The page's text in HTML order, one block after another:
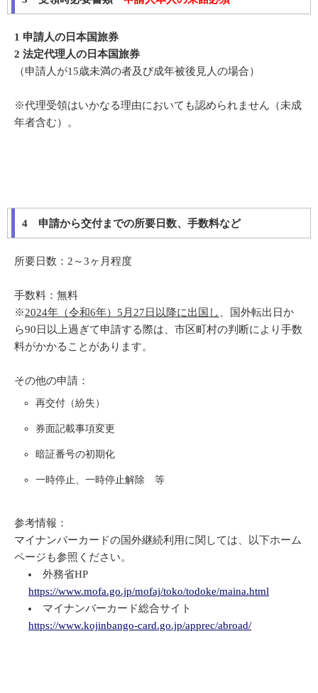
1 申請人の日本国旅券
2 法定代理人の日本国旅券
（申請人が15歳未満の者及び成年被後見人の場合）
※代理受領はいかなる理由においても認められません（未成
年者含む）。
4 申請から交付までの所要日数、手数料など
所要日数：2～3ヶ月程度
手数料：無料
※2024年（令和6年）5月27日以降に出国し
、国外転出日か
ら90日以上過ぎて申請する際は、市区町村の判断により手数
料がかかることがあります。
その他の申請：
再交付（紛失）
券面記載事項変更
暗証番号の初期化
一時停止、一時停止解除 等
参考情報：
マイナンバーカードの国外継続利用に関しては、以下ホーム
ページも参照ください。
外務省HP
https://www.mofa.go.jp/mofaj/toko/todoke/maina.html
マイナンバーカード総合サイト
https://www.kojinbango-card.go.jp/apprec/abroad/